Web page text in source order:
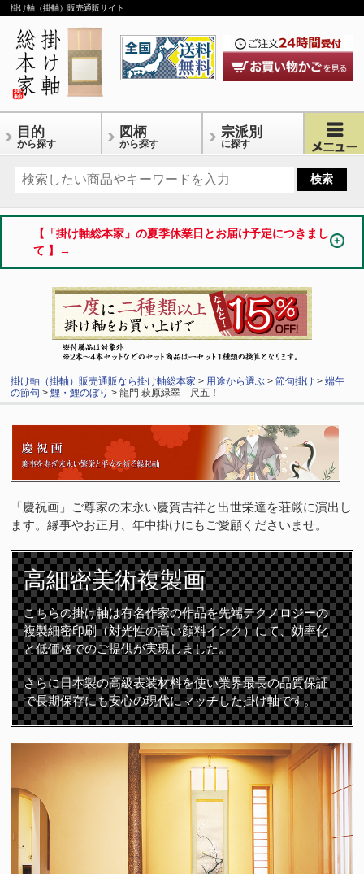
掛け軸（掛軸）販売通販サイト
目的
から探す
図柄
から探す
宗派別
に探す
【「掛け軸総本家」の夏季休業日とお届け予定につきまし
て 】→
掛け軸（掛軸）販売通販なら掛け軸総本家 > 用途から選ぶ >節句掛け >端午
の節句 >鯉・鯉のぼり > 龍門 萩原緑翠 尺五！
「慶祝画」ご尊家の末永い慶賀吉祥と出世栄達を荘厳に演出し
ます。縁事やお正月、年中掛けにもご愛顧くださいませ。
高細密美術複製画
こちらの掛け軸は有名作家の作品を先端テクノロジーの
複製細密印刷（対光性の高い顔料インク）にて、効率化
と低価格でのご提供が実現しました。
さらに日本製の高級表装材料を使い業界最長の品質保証
で長期保存にも安心の現代にマッチした掛け軸です。